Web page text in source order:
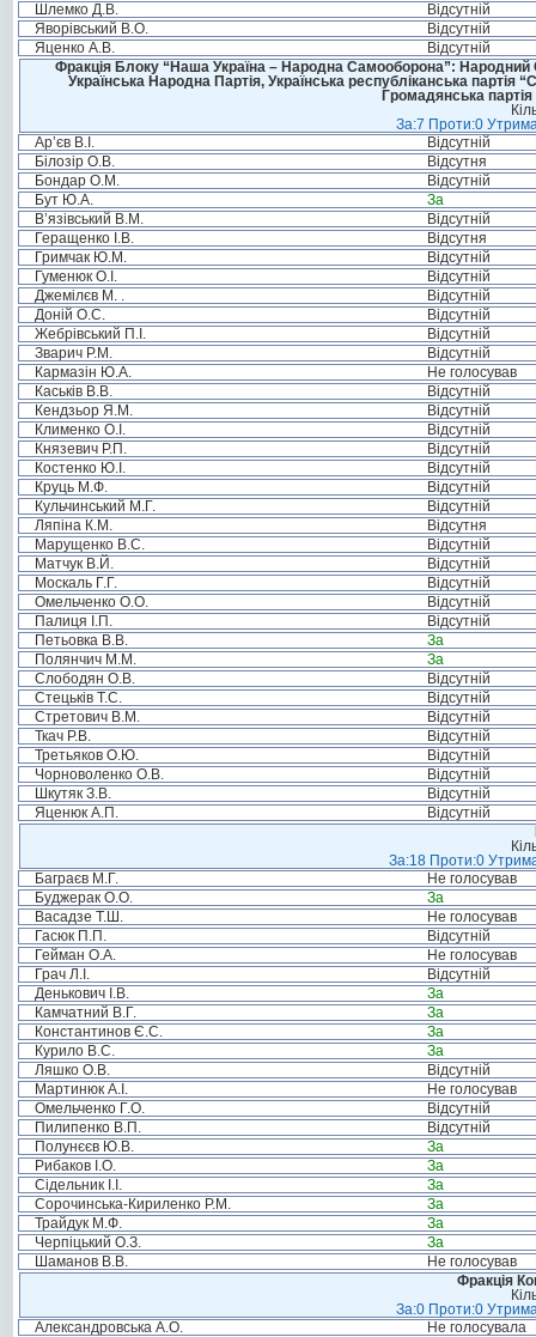
Шлемко Д.В.
Відсутній
Яворівський В.О.
Відсутній
Яценко А.В.
Відсутній
Фракція Блоку “Наша Україна – Народна Самооборона”: Народний
Українська Народна Партія, Українська республіканська
Громадянська
За:7 Проти:0
Ар’єв В.І.
Відсутній
Білозір О.В.
Відсутня
Бондар О.М.
Відсутній
Бут Ю.А.
За
В’язівський В.М.
Відсутній
Геращенко І.В.
Відсутня
Гримчак Ю.М.
Відсутній
Гуменюк О.І.
Відсутній
Джемілєв М. .
Відсутній
Доній О.С.
Відсутній
Жебрівський П.І.
Відсутній
Зварич Р.М.
Відсутній
Кармазін Ю.А.
Не голосував
Каськів В.В.
Відсутній
Кендзьор Я.М.
Відсутній
Клименко О.І.
Відсутній
Князевич Р.П.
Відсутній
Костенко Ю.І.
Відсутній
Круць М.Ф.
Відсутній
Кульчинський М.Г.
Відсутній
Ляпіна К.М.
Відсутня
Марущенко В.С.
Відсутній
Матчук В.Й.
Відсутній
Москаль Г.Г.
Відсутній
Омельченко О.О.
Відсутній
Палиця І.П.
Відсутній
Петьовка В.В.
За
Полянчич М.М.
За
Слободян О.В.
Відсутній
Стецьків Т.С.
Відсутній
Стретович В.М.
Відсутній
Ткач Р.В.
Відсутній
Третьяков О.Ю.
Відсутній
Чорноволенко О.В.
Відсутній
Шкутяк З.В.
Відсутній
Яценюк А.П.
Відсутній
За:18 Проти:0
Баграєв М.Г.
Не голосував
Буджерак О.О.
За
Васадзе Т.Ш.
Не голосував
Гасюк П.П.
Відсутній
Гейман О.А.
Не голосував
Грач Л.І.
Відсутній
Денькович І.В.
За
Камчатний В.Г.
За
Константинов Є.С.
За
Курило В.С.
За
Ляшко О.В.
Відсутній
Мартинюк А.І.
Не голосував
Омельченко Г.О.
Відсутній
Пилипенко В.П.
Відсутній
Полунєєв Ю.В.
За
Рибаков І.О.
За
Сідельник І.І.
За
Сорочинська-Кириленко Р.М.
За
Трайдук М.Ф.
За
Черпіцький О.З.
За
Шаманов В.В.
Не голосував
Фракція
За:0 Проти:0
Александровська А.О.
Не голосувала